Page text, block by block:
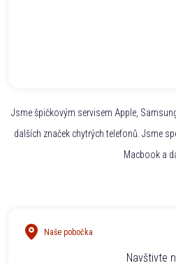
Jsme špičkovým servisem Apple,
dalších značek chytrých telefonů. Jsme
Macbook a
Naše pobočka
Navštivte